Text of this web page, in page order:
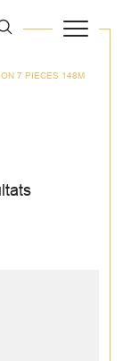
7 PIECES 148M